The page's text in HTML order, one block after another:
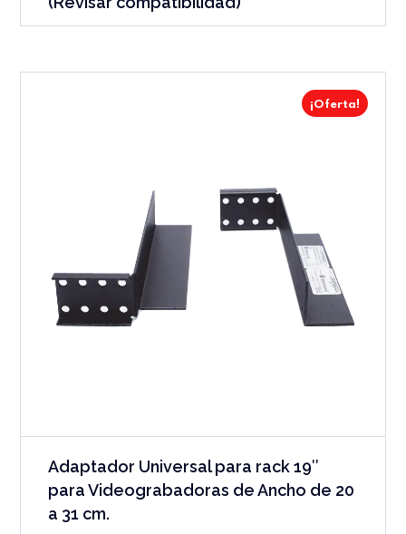
¡Oferta!
Adaptador Universal para rack 19″
para Videograbadoras de Ancho de 20
a 31 cm.